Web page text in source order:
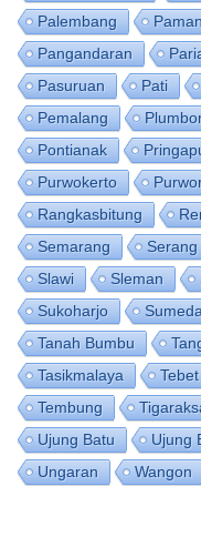
Palembang
Pangandaran
Pasuruan
Pati
Pemalang
Pontianak
Purwokerto
Rangkasbitung
Semarang
Serang
Slawi
Sleman
Sukoharjo
Tanah Bumbu
Tasikmalaya
Tebet
Tembung
Ujung Batu
Ujung
Ungaran
Wangon